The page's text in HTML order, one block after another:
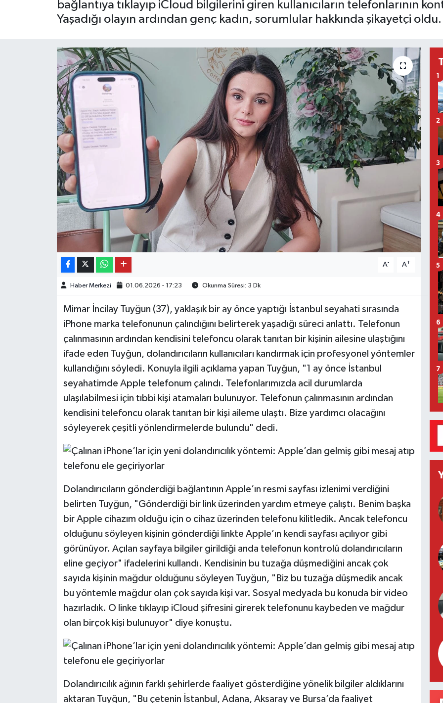
bağlantıya tıklayıp iCloud bilgilerini giren kullanıcıların telefonlarının
Yaşadığı olayın ardından genç kadın, sorumlular hakkında şikayetçi oldu.
A- A+
Haber Merkezi 01.06.2026 - 17:23 Okunma Süresi: 3 Dk
Mimar İncilay Tuyğun (37), yaklaşık bir ay önce yaptığı İstanbul seyahati sırasında
iPhone marka telefonunun çalındığını belirterek yaşadığı süreci anlattı. Telefonun
çalınmasının ardından kendisini telefoncu olarak tanıtan bir kişinin ailesine ulaştığını
ifade eden Tuyğun, dolandırıcıların kullanıcıları kandırmak için profesyonel yöntemler
kullandığını söyledi. Konuyla ilgili açıklama yapan Tuyğun, "1 ay önce İstanbul
seyahatimde Apple telefonum çalındı. Telefonlarımızda acil durumlarda
ulaşılabilmesi için tıbbi kişi atamaları bulunuyor. Telefonun çalınmasının ardından
kendisini telefoncu olarak tanıtan bir kişi aileme ulaştı. Bize yardımcı olacağını
söyleyerek çeşitli yönlendirmelerde bulundu" dedi.
Dolandırıcıların gönderdiği bağlantının Apple’ın resmi sayfası izlenimi verdiğini
belirten Tuyğun, "Gönderdiği bir link üzerinden yardım etmeye çalıştı. Benim başka
bir Apple cihazım olduğu için o cihaz üzerinden telefonu kilitledik. Ancak telefoncu
olduğunu söyleyen kişinin gönderdiği linkte Apple’ın kendi sayfası açılıyor gibi
görünüyor. Açılan sayfaya bilgiler girildiği anda telefonun kontrolü dolandırıcıların
eline geçiyor" ifadelerini kullandı. Kendisinin bu tuzağa düşmediğini ancak çok
sayıda kişinin mağdur olduğunu söyleyen Tuyğun, "Biz bu tuzağa düşmedik ancak
bu yöntemle mağdur olan çok sayıda kişi var. Sosyal medyada bu konuda bir video
hazırladık. O linke tıklayıp iCloud şifresini girerek telefonunu kaybeden ve mağdur
olan birçok kişi bulunuyor" diye konuştu.
Dolandırıcılık ağının farklı şehirlerde faaliyet gösterdiğine yönelik bilgiler aldıklarını
aktaran Tuyğun, "Bu çetenin İstanbul, Adana, Aksaray ve Bursa’da faaliyet
1
2
3
4
5
6
7
OTO DETAY
SON DAKİKA
FİNANS